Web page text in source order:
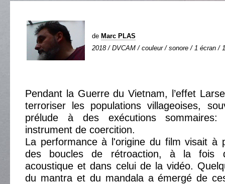
de Marc PLAS
2018 / DVCAM / couleur / sonore / 1 écran /
Pendant la Guerre du Vietnam, l’effet
terroriser les populations villageoises,
prélude à des exécutions
instrument de coercition.
La performance à l'origine du film visait à
des boucles de rétroaction, à la fois
acoustique et dans celui de la vidéo.
du mantra et du mandala a émergé de